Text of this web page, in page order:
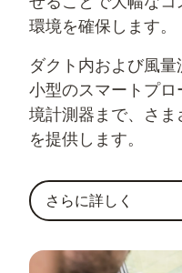
環境を確保します。
ダクト内および風
小型のスマートプ
境計測器まで、さ
を提供します。
さらに詳しく